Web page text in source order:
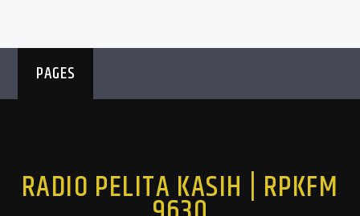
PAGES
RADIO PELITA KASIH | RPKFM